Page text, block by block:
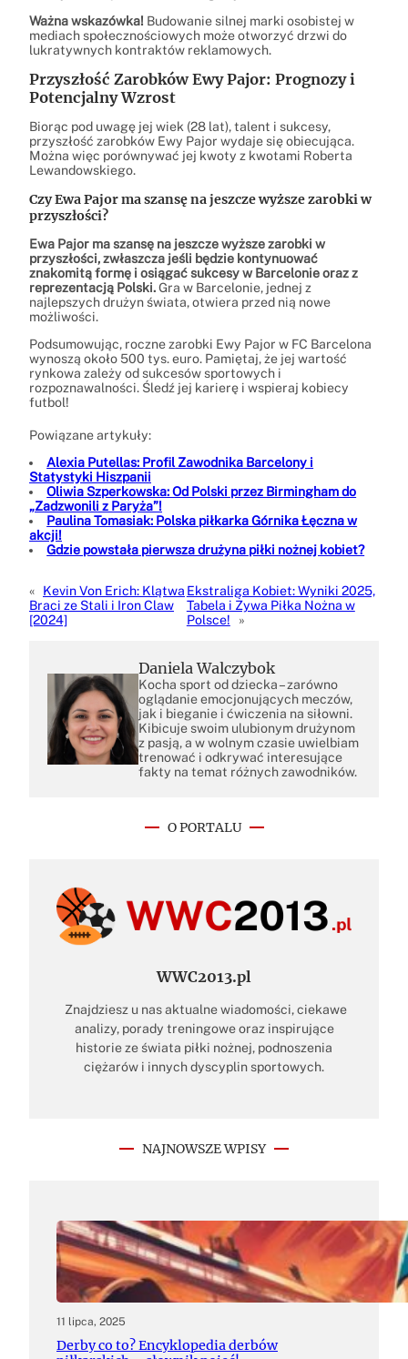
Ważna wskazówka! Budowanie silnej marki osobistej w
mediach społecznościowych może otworzyć drzwi do
lukratywnych kontraktów reklamowych.
Przyszłość Zarobków Ewy Pajor: Prognozy i
Potencjalny Wzrost
Biorąc pod uwagę jej wiek (28 lat), talent i sukcesy,
przyszłość zarobków Ewy Pajor wydaje się obiecująca.
Można więc porównywać jej kwoty z kwotami Roberta
Lewandowskiego.
Czy Ewa Pajor ma szansę na jeszcze wyższe zarobki w
przyszłości?
Ewa Pajor ma szansę na jeszcze wyższe zarobki w
przyszłości, zwłaszcza jeśli będzie kontynuować
znakomitą formę i osiągać sukcesy w Barcelonie oraz z
reprezentacją Polski.Gra w Barcelonie, jednej z
najlepszych drużyn świata, otwiera przed nią nowe
możliwości.
Podsumowując, roczne zarobki Ewy Pajor w FC Barcelona
wynoszą około 500 tys. euro. Pamiętaj, że jej wartość
rynkowa zależy od sukcesów sportowych i
rozpoznawalności. Śledź jej karierę i wspieraj kobiecy
futbol!
Powiązane artykuły:
Alexia Putellas: Profil Zawodnika Barcelony i
Statystyki Hiszpanii
Oliwia Szperkowska: Od Polski przez Birmingham do
„Zadzwonili z Paryża”!
Paulina Tomasiak: Polska piłkarka Górnika Łęczna w
akcji!
Gdzie powstała pierwsza drużyna piłki nożnej kobiet?
«
Kevin Von Erich: Klątwa
Braci ze Stali i Iron Claw
[2024]
Ekstraliga Kobiet: Wyniki 2025,
Tabela i Żywa Piłka Nożna w
Polsce!
»
Daniela Walczybok
Kocha sport od dziecka – zarówno
oglądanie emocjonujących meczów,
jak i bieganie i ćwiczenia na siłowni.
Kibicuje swoim ulubionym drużynom
z pasją, a w wolnym czasie uwielbiam
trenować i odkrywać interesujące
fakty na temat różnych zawodników.
O PORTALU
WWC2013.pl
Znajdziesz u nas aktualne wiadomości, ciekawe
analizy, porady treningowe oraz inspirujące
historie ze świata piłki nożnej, podnoszenia
ciężarów i innych dyscyplin sportowych.
NAJNOWSZE WPISY
11 lipca, 2025
Derby co to? Encyklopedia derbów